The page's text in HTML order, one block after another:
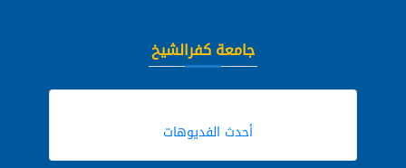
جامعة كفرالشيخ
أحدث الفديوهات